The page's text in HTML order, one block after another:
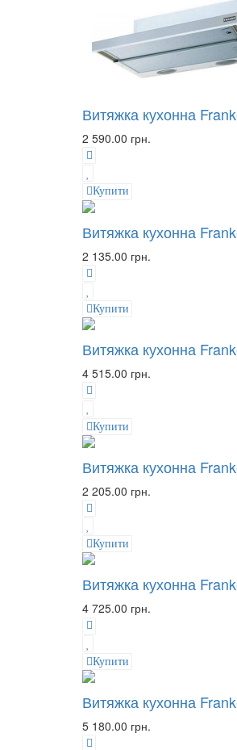
Витяжка кухонна
2 590.00 грн.
Купити
Витяжка кухонна
2 135.00 грн.
Купити
Витяжка кухонна
4 515.00 грн.
Купити
Витяжка кухонна
2 205.00 грн.
Купити
Витяжка кухонна
4 725.00 грн.
Купити
Витяжка кухонна
5 180.00 грн.